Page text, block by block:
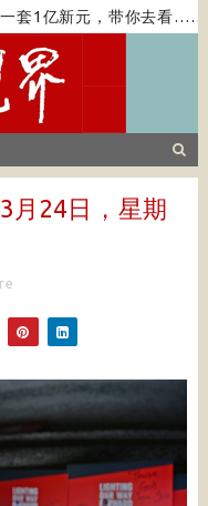
套1亿新元，带你去看……
月24日，星期